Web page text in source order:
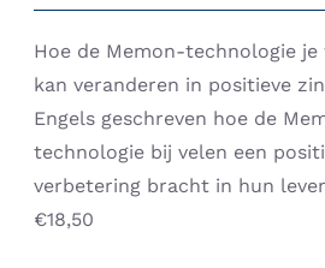
Hoe de Memon-technologie je
kan veranderen in positieve
Engels geschreven hoe de
technologie bij velen een
verbetering bracht in hun
€18,50